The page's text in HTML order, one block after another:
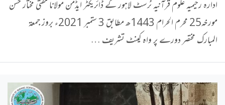
ادارہ رحیمیہ علوم قرآنیہ ٹرسٹ لاہور کے ڈائریکٹر ایڈمن مولانا مفتی مختار حسن
مورخہ25 محرم الحرام 1443ھ مطابق 3 ستمبر 2021ء بروز جمعۃ
المبارک مختصر دورے پر واہ کینٹ تشریف …